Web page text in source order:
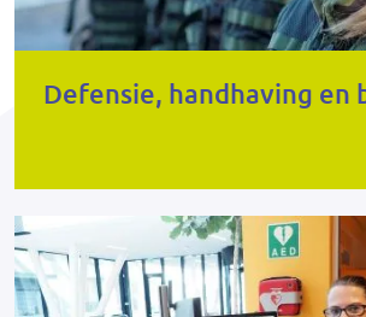
Defensie, handhaving en